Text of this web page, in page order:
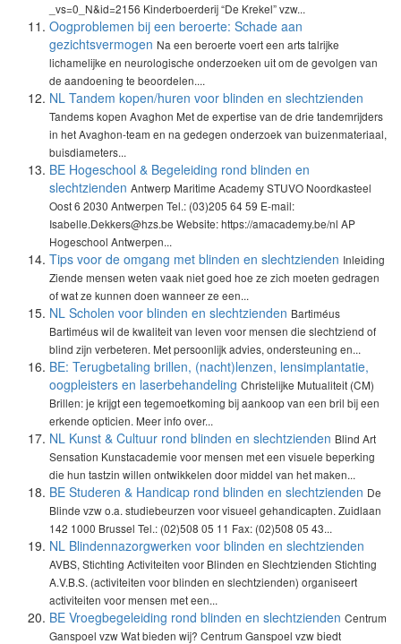
_vs=0_N&id=2156 Kinderboerderij “De Krekel” vzw...
Oogproblemen bij een beroerte: Schade aan
gezichtsvermogen Na een beroerte voert een arts talrijke
lichamelijke en neurologische onderzoeken uit om de gevolgen van
de aandoening te beoordelen....
NL Tandem kopen/huren voor blinden en slechtzienden
Tandems kopen Avaghon Met de expertise van de drie tandemrijders
in het Avaghon-team en na gedegen onderzoek van buizenmateriaal,
buisdiameters...
BE Hogeschool & Begeleiding rond blinden en
slechtzienden Antwerp Maritime Academy STUVO Noordkasteel
Oost 6 2030 Antwerpen Tel.: (03)205 64 59 E-mail:
Isabelle.Dekkers@hzs.be Website: https://amacademy.be/nl AP
Hogeschool Antwerpen...
Tips voor de omgang met blinden en slechtzienden Inleiding
Ziende mensen weten vaak niet goed hoe ze zich moeten gedragen
of wat ze kunnen doen wanneer ze een...
NL Scholen voor blinden en slechtzienden Bartiméus
Bartiméus wil de kwaliteit van leven voor mensen die slechtziend of
blind zijn verbeteren. Met persoonlijk advies, ondersteuning en...
BE: Terugbetaling brillen, (nacht)lenzen, lensimplantatie,
oogpleisters en laserbehandeling Christelijke Mutualiteit (CM)
Brillen: je krijgt een tegemoetkoming bij aankoop van een bril bij een
erkende opticien. Meer info over...
NL Kunst & Cultuur rond blinden en slechtzienden Blind Art
Sensation Kunstacademie voor mensen met een visuele beperking
die hun tastzin willen ontwikkelen door middel van het maken...
BE Studeren & Handicap rond blinden en slechtzienden De
Blinde vzw o.a. studiebeurzen voor visueel gehandicapten. Zuidlaan
142 1000 Brussel Tel.: (02)508 05 11 Fax: (02)508 05 43...
NL Blindennazorgwerken voor blinden en slechtzienden
AVBS, Stichting Activiteiten voor Blinden en Slechtzienden Stichting
A.V.B.S. (activiteiten voor blinden en slechtzienden) organiseert
activiteiten voor mensen met een...
BE Vroegbegeleiding rond blinden en slechtzienden Centrum
Ganspoel vzw Wat bieden wij? Centrum Ganspoel vzw biedt